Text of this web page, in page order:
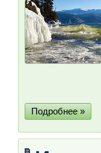
Подробнее »